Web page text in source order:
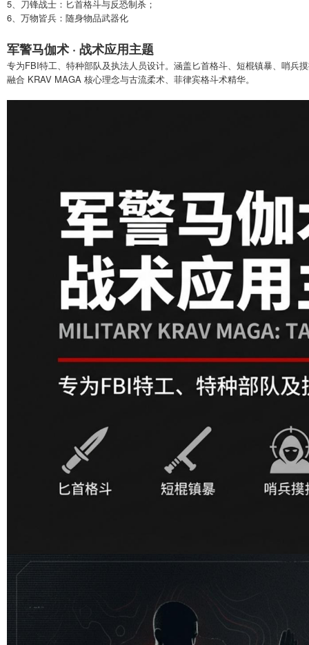
5、刀锋战士：匕首格斗与反恐制杀；
6、万物皆兵：随身物品武器化
军警马伽术 · 战术应用主题
专为FBI特工、特种部队及执法人员设计。涵盖匕首格斗、短棍镇暴、哨兵
融合 KRAV MAGA 核心理念与古流柔术、菲律宾格斗术精华。